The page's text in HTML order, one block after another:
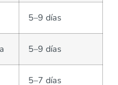
5–9 días
5–9 días
5–7 días